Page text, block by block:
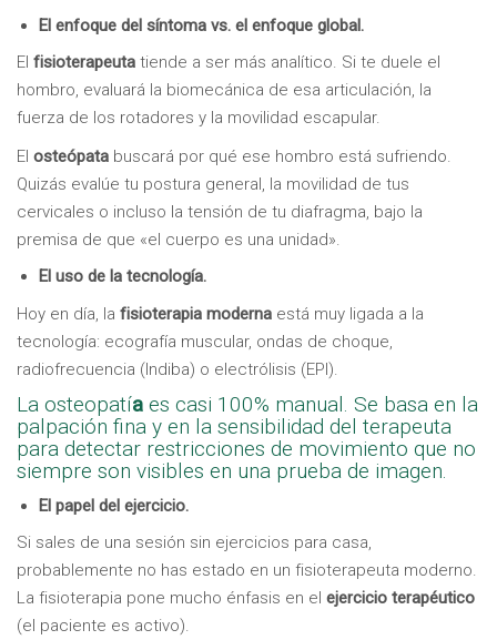
El enfoque del síntoma vs. el enfoque global.
El fisioterapeuta tiende a ser más analítico. Si te duele el
hombro, evaluará la biomecánica de esa articulación, la
fuerza de los rotadores y la movilidad escapular.
El osteópata buscará por qué ese hombro está sufriendo.
Quizás evalúe tu postura general, la movilidad de tus
cervicales o incluso la tensión de tu diafragma, bajo la
premisa de que «el cuerpo es una unidad».
El uso de la tecnología.
Hoy en día, la fisioterapia moderna está muy ligada a la
tecnología: ecografía muscular, ondas de choque,
radiofrecuencia (Indiba) o electrólisis (EPI).
La osteopatía es casi 100% manual. Se basa en la
palpación fina y en la sensibilidad del terapeuta
para detectar restricciones de movimiento que no
siempre son visibles en una prueba de imagen.
El papel del ejercicio.
Si sales de una sesión sin ejercicios para casa,
probablemente no has estado en un fisioterapeuta moderno.
La fisioterapia pone mucho énfasis en el ejercicio terapéutico
(el paciente es activo).